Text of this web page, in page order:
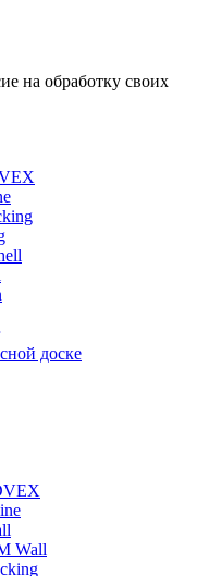
на обработку своих
доске
Wall